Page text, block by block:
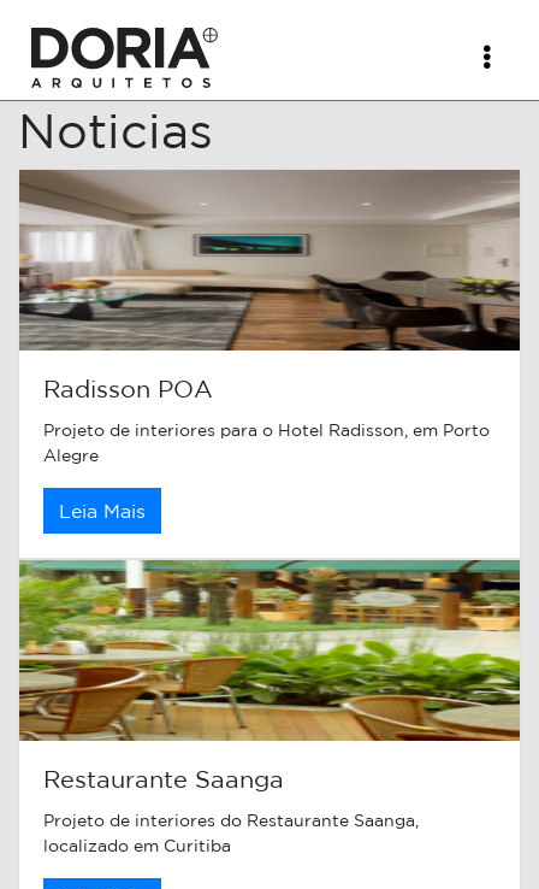
Noticias
Radisson POA
Projeto de interiores para o Hotel Radisson, em Porto
Alegre
Leia Mais
Restaurante Saanga
Projeto de interiores do Restaurante Saanga,
localizado em Curitiba